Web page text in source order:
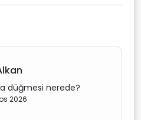
düğmesi nerede?
2026